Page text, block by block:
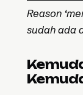
Reason
sudah ada